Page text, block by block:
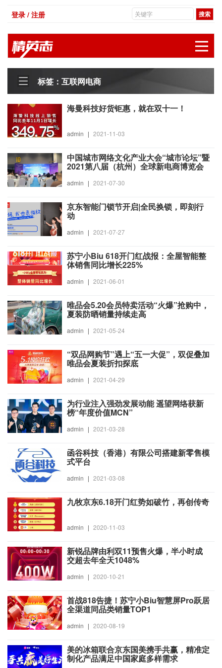
登录 / 注册
标签：互联网电商
海曼科技好货钜惠，就在双十一！
admin | 2021-11-03
中国城市网络文化产业大会“城市论坛”暨
2021第八届（杭州）全球新电商博览会
admin | 2021-07-30
京东智能门锁节开启|全民换锁，即刻行
动
admin | 2021-07-27
苏宁小Biu 618开门红战报：全屋智能整
体销售同比增长225%
admin | 2021-06-01
唯品会5.20会员特卖活动“火爆”抢购中，
夏装防晒销量持续走高
admin | 2021-05-24
“双品网购节”遇上“五一大促”，双促叠加
唯品会夏装折扣探底
admin | 2021-04-29
为行业注入强劲发展动能 遥望网络获新
榜“年度价值MCN”
admin | 2021-03-28
函谷科技（香港）有限公司搭建新零售模
式平台
admin | 2021-03-08
九牧京东6.18开门红势如破竹，再创传奇
admin | 2020-11-03
新锐品牌由利双11预售火爆，半小时成
交超去年全天1048%
admin | 2020-10-21
首战818告捷！苏宁小Biu智慧屏Pro跃居
全渠道同品类销量TOP1
admin | 2020-08-19
美的冰箱联合京东国美携手共赢，精准定
制化产品满足中国家庭多样需求